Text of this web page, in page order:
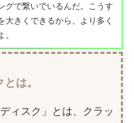
グで繋いでいるんだ。こうす
大きくできるから、より多く
は。
ィスク」とは、クラッ